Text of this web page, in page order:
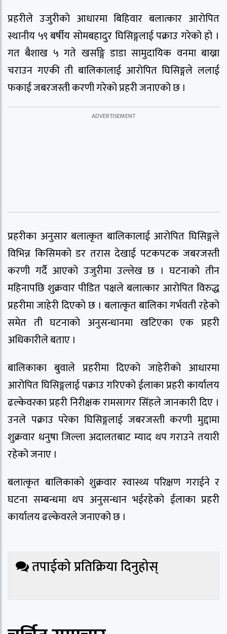
प्रहरीले उजुरीको आधारमा बिहिवार बलात्कार आरोपित
स्थानीय ५९ बर्षीय सोमबहादुर घिसिङ्गलाई पक्राउ गरेको हो ।
गत बैशाख ५ गते खर्साङ्गे डाडा सामुदायिक वनमा बाख्रा
चराउन गएकी ती बालिकालाई आरोपित घिसिङ्गले ललाई
फकाई जबरजस्ती करणी गरेको प्रहरी जनाएको छ ।
प्रहरीका अनुसार बलात्कृत बालिकालाई आरोपित घिसिङ्गले
विभिन्न किसिमको डर तरास देखाई पटकपटक जबरजस्ती
करणी गर्दै आएको उजुरीमा उल्लेख छ । घटनाको तीन
महिनापछि शुक्रवार पीडित पक्षले बलात्कार आरोपित विरुद्ध
प्रहरीमा जाहेरी दिएको छ । बलात्कृत बालिका गर्भवती रहेको
समेत ती घटनाको अनुसन्धानमा खटिएका एक प्रहरी
अधिकारीले बताए ।
बालिकाका बुवाले प्रहरीमा दिएको जाहेरीको आधारमा
आरोपित घिसिङ्गलाई पक्राउ गरिएको ईलाका प्रहरी कार्यालय
ढल्केवरका प्रहरी निरीक्षक रामसागर सिंंहले जानकारी दिए ।
उनले पक्राउ परेका घिसिङ्गलाई जबरजस्ती करणी मुद्दामा
शुक्रवार धनुषा जिल्ला अदालतबाट म्याद थप गराउने तयारी
रहेको जनाए ।
बलात्कृत बालिकाको शुक्रवार स्वास्थ्य परिक्षण गराईने र
घटना सम्बन्धमा थप अनुसन्धान भईरहेको ईलाका प्रहरी
कार्यालय ढल्केवरले जनाएको छ ।
तपाईको प्रतिक्रिया दिनुहोस्